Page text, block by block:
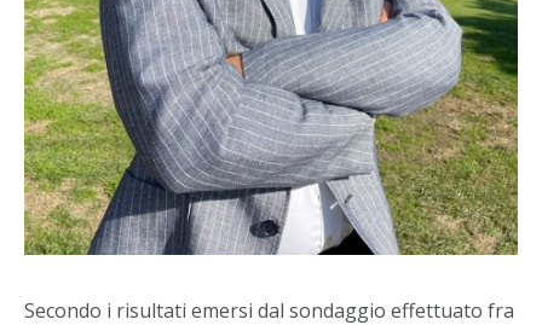
Secondo i risultati emersi dal sondaggio effettuato fra